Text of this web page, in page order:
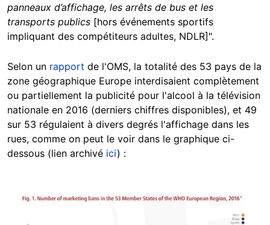
panneaux d’affichage, les arrêts de bus et les
transports publics [hors événements sportifs
impliquant des compétiteurs adultes, NDLR]".
Selon un rapport de l'OMS, la totalité des 53 pays de la
zone géographique Europe interdisaient complètement
ou partiellement la publicité pour l'alcool à la télévision
nationale en 2016 (derniers chiffres disponibles), et 49
sur 53 régulaient à divers degrés l'affichage dans les
rues, comme on peut le voir dans le graphique ci-
dessous (lien archivé ici) :
Image